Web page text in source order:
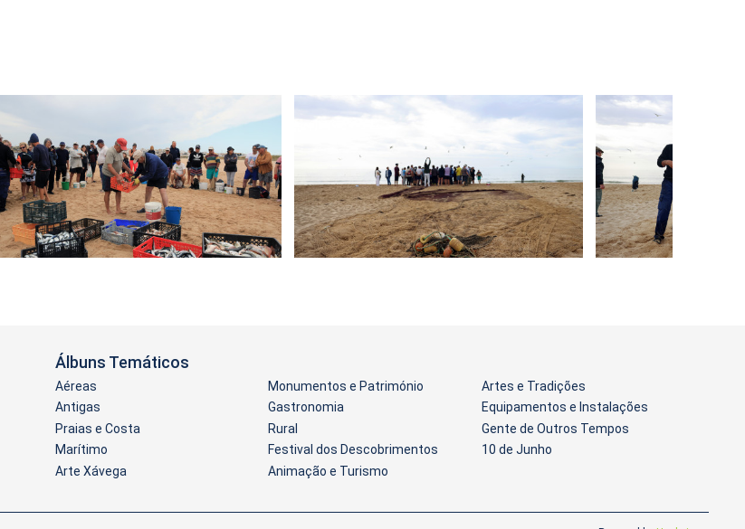
Álbuns Temáticos
Aéreas
Antigas
Praias e Costa
Marítimo
Arte Xávega
Monumentos e Património
Gastronomia
Rural
Festival dos Descobrimentos
Animação e Turismo
Artes e Tradições
Equipamentos e Instalações
Gente de Outros Tempos
10 de Junho